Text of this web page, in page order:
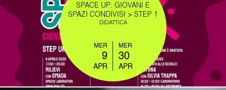
SPACE UP: GIOVANI E
SPAZI CONDIVISI > STEP 1
DIDATTICA
MER
9
APR
MER
30
APR